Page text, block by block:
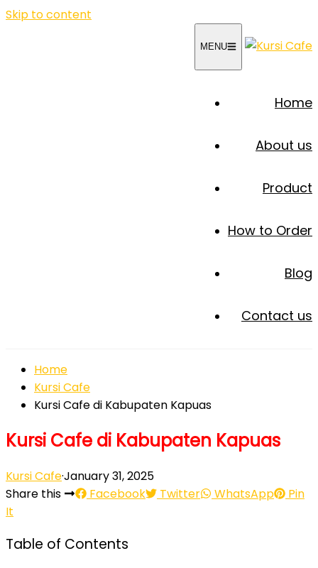
Skip to content
MENU
Home
About us
Product
How to Order
Blog
Contact us
Home
Kursi Cafe
Kursi Cafe di Kabupaten Kapuas
Kursi Cafe di Kabupaten Kapuas
Kursi Cafe·January 31, 2025
Share this
Facebook Twitter WhatsApp
Pin
It
Table of Contents